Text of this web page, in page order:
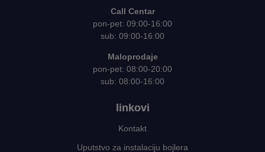
Call Centar
pon-pet: 09:00-16:00
sub: 09:00-16:00
Maloprodaje
pon-pet: 08:00-20:00
sub: 08:00-16:00
linkovi
Kontakt
Uputstvo za instalaciju bojlera